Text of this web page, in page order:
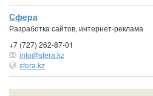
Сфера
Разработка сайтов, интернет-реклама
+7 (727) 262-87-01
info@sfera.kz
sfera.kz